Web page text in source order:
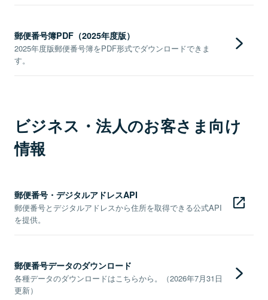
郵便番号簿PDF（2025年度版）
2025年度版郵便番号簿をPDF形式でダウンロードできま
す。
ビジネス・法人のお客さま向け
情報
郵便番号・デジタルアドレスAPI
郵便番号とデジタルアドレスから住所を取得できる公式API
を提供。
郵便番号データのダウンロード
各種データのダウンロードはこちらから。（2026年7月31日
更新）